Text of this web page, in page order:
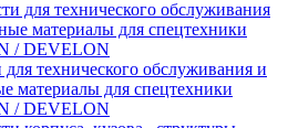
для технического обслуживания и
материалы для спецтехники
/ DEVELON